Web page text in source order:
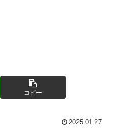
コピー
2025.01.27